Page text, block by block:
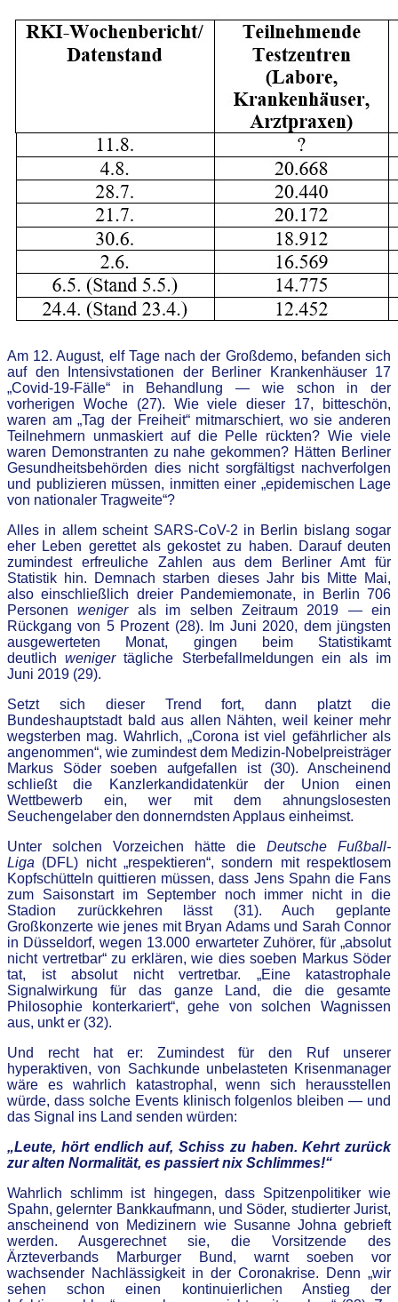
Am 12. August, elf Tage nach der Großdemo, befanden sich
auf den Intensivstationen der Berliner Krankenhäuser 17
„Covid-19-Fälle“ in Behandlung — wie schon in der
vorherigen Woche (27). Wie viele dieser 17, bitteschön,
waren am „Tag der Freiheit“ mitmarschiert, wo sie anderen
Teilnehmern unmaskiert auf die Pelle rückten? Wie viele
waren Demonstranten zu nahe gekommen? Hätten Berliner
Gesundheitsbehörden dies nicht sorgfältigst nachverfolgen
und publizieren müssen, inmitten einer „epidemischen Lage
von nationaler Tragweite“?
Alles in allem scheint SARS-CoV-2 in Berlin bislang sogar
eher Leben gerettet als gekostet zu haben. Darauf deuten
zumindest erfreuliche Zahlen aus dem Berliner Amt für
Statistik hin. Demnach starben dieses Jahr bis Mitte Mai,
also einschließlich dreier Pandemiemonate, in Berlin 706
Personenwenigerals im selben Zeitraum 2019 — ein
Rückgang von 5 Prozent (28). Im Juni 2020, dem jüngsten
ausgewerteten Monat, gingen beim Statistikamt
deutlichwenigertägliche Sterbefallmeldungen ein als im
Juni 2019 (29).
Setzt sich dieser Trend fort, dann platzt die
Bundeshauptstadt bald aus allen Nähten, weil keiner mehr
wegsterben mag. Wahrlich, „Corona ist viel gefährlicher als
angenommen“, wie zumindest dem Medizin-Nobelpreisträger
Markus Söder soeben aufgefallen ist (30). Anscheinend
schließt die Kanzlerkandidatenkür der Union einen
Wettbewerb ein, wer mit dem ahnungslosesten
Seuchengelaber den donnerndsten Applaus einheimst.
Unter solchen Vorzeichen hätte die Deutsche Fußball-
Liga (DFL) nicht „respektieren“, sondern mit respektlosem
Kopfschütteln quittieren müssen, dass Jens Spahn die Fans
zum Saisonstart im September noch immer nicht in die
Stadion zurückkehren lässt (31). Auch geplante
Großkonzerte wie jenes mit Bryan Adams und Sarah Connor
in Düsseldorf, wegen 13.000 erwarteter Zuhörer, für „absolut
nicht vertretbar“ zu erklären, wie dies soeben Markus Söder
tat, ist absolut nicht vertretbar. „Eine katastrophale
Signalwirkung für das ganze Land, die die gesamte
Philosophie konterkariert“, gehe von solchen Wagnissen
aus, unkt er (32).
Und recht hat er: Zumindest für den Ruf unserer
hyperaktiven, von Sachkunde unbelasteten Krisenmanager
wäre es wahrlich katastrophal, wenn sich herausstellen
würde, dass solche Events klinisch folgenlos bleiben — und
das Signal ins Land senden würden:
„Leute, hört endlich auf, Schiss zu haben. Kehrt zurück
zur alten Normalität, es passiert nix Schlimmes!“
Wahrlich schlimm ist hingegen, dass Spitzenpolitiker wie
Spahn, gelernter Bankkaufmann, und Söder, studierter Jurist,
anscheinend von Medizinern wie Susanne Johna gebrieft
werden. Ausgerechnet sie, die Vorsitzende des
Ärzteverbands Marburger Bund, warnt soeben vor
wachsender Nachlässigkeit in der Coronakrise. Denn „wir
sehen schon einen kontinuierlichen Anstieg der